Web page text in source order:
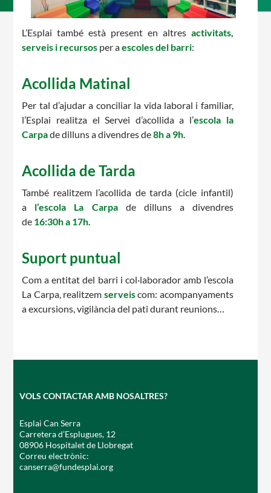
L’Esplai també està present en altresactivitats,
serveis i recursos per aescoles del barri:
Acollida Matinal
Per tal d’ajudar a conciliar la vida laboral i familiar,
l’Esplai realitza el Servei d’acollida a l’escola la
Carpade dilluns a divendres de8h a 9h
Acollida de Tarda
També realitzem l’acollida de tarda (cicle infantil)
a l’escola La Carpade dilluns a divendres
de 16:30h a 17h.
Suport puntual
Com a entitat del barri i col·laborador amb l’escola
La Carpa, realitzem serveiscom: acompanyaments
a excursions, vigilància del pati durant reunions…
VOLS CONTACTAR AMB NOSALTRES?
Esplai Can Serra
Carretera d’Esplugues, 12
08906 Hospitalet de Llobregat
Correu electrònic:
canserra@fundesplai.org
FORMACIÓ
CASES DE COLÒNIES
ACCIÓ SOCIAL I JOVES
ESPLAIS
SUPORT TERCER SECTOR
CONEIX FUNDESPLAI
La Fundació
L'equip